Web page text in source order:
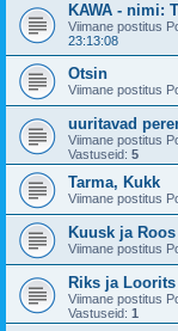
KAWA - nimi:
Viimane postitus
23:13:08
Otsin
Viimane postitus
uuritavad
Viimane postitus
Vastuseid: 5
Tarma, Kukk
Viimane postitus
Kuusk ja Roos
Viimane postitus
Riks ja Loorits
Viimane postitus
Vastuseid: 1